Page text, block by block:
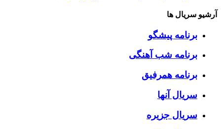
آرشیو سریال ها
برنامه پیشگو
برنامه شب آهنگی
برنامه همرفیق
سریال آنها
سریال جزیره